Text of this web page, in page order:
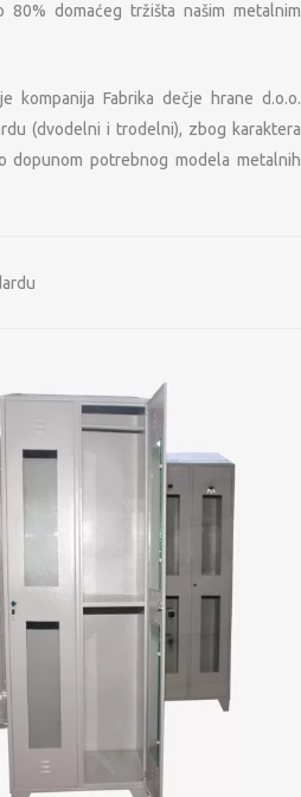
domaćeg tržišta našim metalnim
kompanija Fabrika dečje hrane d.o.o.
(dvodelni i trodelni), zbog karaktera
dopunom potrebnog modela metalnih